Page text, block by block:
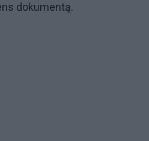
dokumentą.